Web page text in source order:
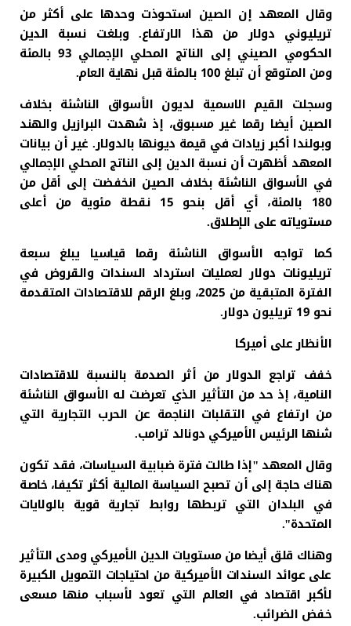
وقال المعهد إن الصين استحوذت وحدها على أكثر من
تريليوني دولار من هذا الارتفاع. وبلغت نسبة الدين
الحكومي الصيني إلى الناتج المحلي الإجمالي 93 بالمئة
ومن المتوقع أن تبلغ 100 بالمئة قبل نهاية العام.
وسجلت القيم الاسمية لديون الأسواق الناشئة بخلاف
الصين أيضا رقما غير مسبوق، إذ شهدت البرازيل والهند
وبولندا أكبر زيادات في قيمة ديونها بالدولار. غير أن بيانات
المعهد أظهرت أن نسبة الدين إلى الناتج المحلي الإجمالي
في الأسواق الناشئة بخلاف الصين انخفضت إلى أقل من
180 بالمئة، أي أقل بنحو 15 نقطة مئوية من أعلى
مستوياته على الإطلاق.
كما تواجه الأسواق الناشئة رقما قياسيا يبلغ سبعة
تريليونات دولار لعمليات استرداد السندات والقروض في
الفترة المتبقية من 2025، وبلغ الرقم للاقتصادات المتقدمة
نحو 19 تريليون دولار.
الأنظار على أميركا
خفف تراجع الدولار من أثر الصدمة بالنسبة للاقتصادات
النامية، إذ حد من التأثير الذي تعرضت له الأسواق الناشئة
من ارتفاع في التقلبات الناجمة عن الحرب التجارية التي
شنها الرئيس الأميركي دونالد ترامب.
وقال المعهد "إذا طالت فترة ضبابية السياسات، فقد تكون
هناك حاجة إلى أن تصبح السياسة المالية أكثر تكيفا، خاصة
في البلدان التي تربطها روابط تجارية قوية بالولايات
المتحدة".
وهناك قلق أيضا من مستويات الدين الأميركي ومدى التأثير
على عوائد السندات الأميركية من احتياجات التمويل الكبيرة
لأكبر اقتصاد في العالم التي تعود لأسباب منها مسعى
خفض الضرائب.